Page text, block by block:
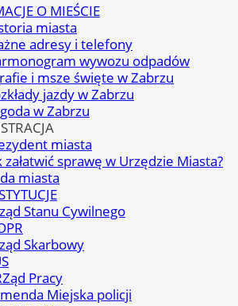
O MIEŚCIE
miasta
adresy i telefony
wywozu odpadów
i msze święte w Zabrzu
jazdy w Zabrzu
w Zabrzu
miasta
załatwić sprawę w Urzędzie Miasta?
miasta
Stanu Cywilnego
Skarbowy
Pracy
Miejska policji